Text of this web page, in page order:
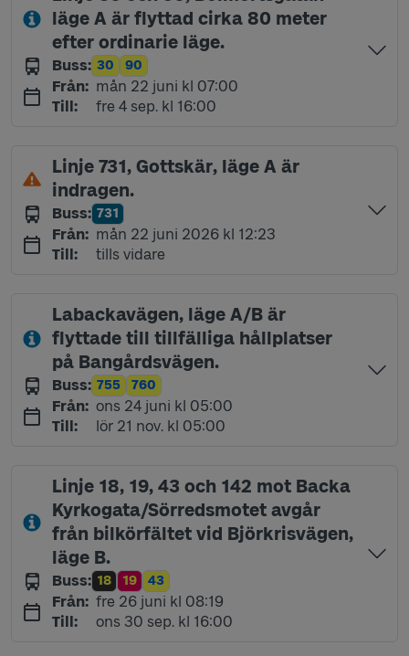
läge A är flyttad cirka 80 meter
efter ordinarie läge.
Buss: Linje
30 Linje
90
Från: måndag 22 juni kl 07:00
mån 22 juni kl 07:00
Till: fredag 4 september kl 16:00
fre 4 sep. kl 16:00
Linje 731, Gottskär, läge A är
indragen.
Buss: Linje
731
Från: måndag 22 juni 2026 kl 12:23
mån 22 juni 2026 kl 12:23
Till: tills vidare
Labackavägen, läge A/B är
flyttade till tillfälliga hållplatser
på Bangårdsvägen.
Buss: Linje
755 Linje
760
Från: onsdag 24 juni kl 05:00
ons 24 juni kl 05:00
Till: lördag 21 november kl 05:00
lör 21 nov. kl 05:00
Linje 18, 19, 43 och 142 mot Backa
Kyrkogata/Sörredsmotet avgår
från bilkörfältet vid Björkrisvägen,
läge B.
Buss: Linje
18 Linje
19 Linje
43
Från: fredag 26 juni kl 08:19
fre 26 juni kl 08:19
Till: onsdag 30 september kl 16:00
ons 30 sep. kl 16:00